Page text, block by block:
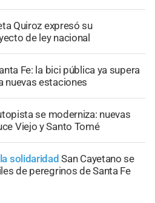
Quiroz expresó su
de ley nacional
Fe: la bici pública ya supera
nuevas estaciones
se moderniza: nuevas
Viejo y Santo Tomé
solidaridad San Cayetano se
de peregrinos de Santa Fe